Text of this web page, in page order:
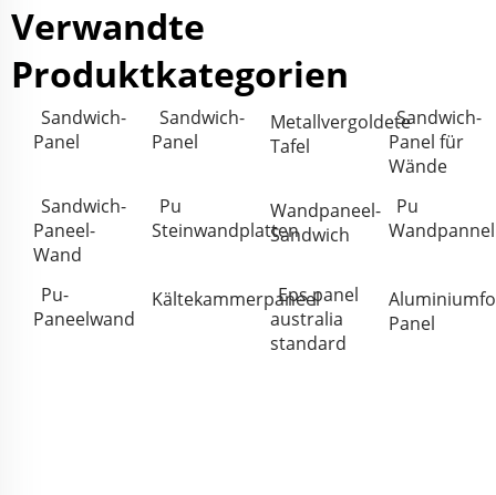
Verwandte
Produktkategorien
Sandwich-
Panel
Sandwich-
Panel
Metallvergoldete
Tafel
Sandwich-
Panel für
Wände
Sandwich-
Paneel-
Wand
Pu
Steinwandplatten
Wandpaneel-
Sandwich
Pu
Wandpannel
Pu-
Paneelwand
KältekammerpaneelEps panel
australia
standard
Panel